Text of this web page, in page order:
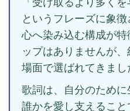
というフレーズに象
心へ染み込む構成が
ップはありませんが
場面で選ばれてきまし
歌詞は、自分のために
誰かを愛し支えるこ